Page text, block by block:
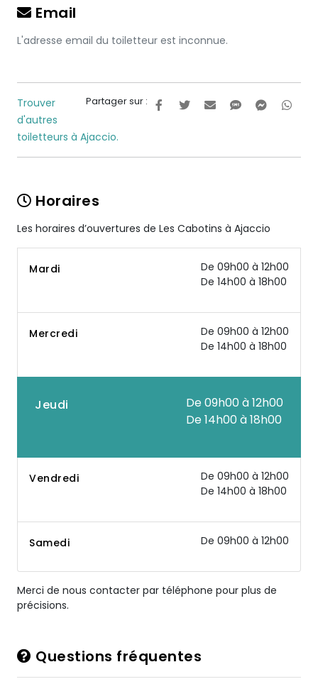
Email
L'adresse email du toiletteur est inconnue.
Partager sur :
Trouver
d'autres
toiletteurs à Ajaccio.
Horaires
Les horaires d’ouvertures de Les Cabotins à Ajaccio
Mardi
De 09h00 à 12h00
De 14h00 à 18h00
Mercredi
De 09h00 à 12h00
De 14h00 à 18h00
Jeudi
De 09h00 à 12h00
De 14h00 à 18h00
Vendredi
De 09h00 à 12h00
De 14h00 à 18h00
Samedi De 09h00 à 12h00
Merci de nous contacter par téléphone pour plus de
précisions.
Questions fréquentes